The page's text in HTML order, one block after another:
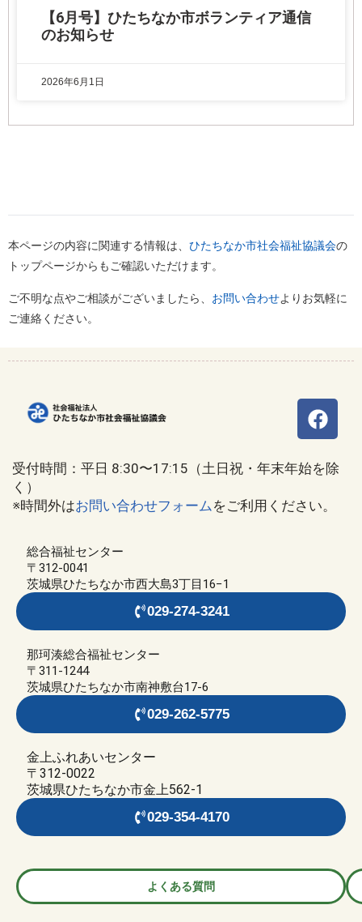
【6月号】ひたちなか市ボランティア通信
のお知らせ
2026年6月1日
本ページの内容に関連する情報は、 ひたちなか市社会福祉協議会の
トップページからもご確認いただけます。
ご不明な点やご相談がございましたら、 お問い合わせよりお気軽に
ご連絡ください。
受付時間：平日 8:30〜17:15（土日祝・年末年始を除
く）
※時間外はお問い合わせフォームをご利用ください。
総合福祉センター
〒312-0041
茨城県ひたちなか市西大島3丁目16−1
029-274-3241
那珂湊総合福祉センター
〒311-1244
茨城県ひたちなか市南神敷台17-6
029-262-5775
金上ふれあいセンター
〒312-0022
茨城県ひたちなか市金上562-1
029-354-4170
よくある質問